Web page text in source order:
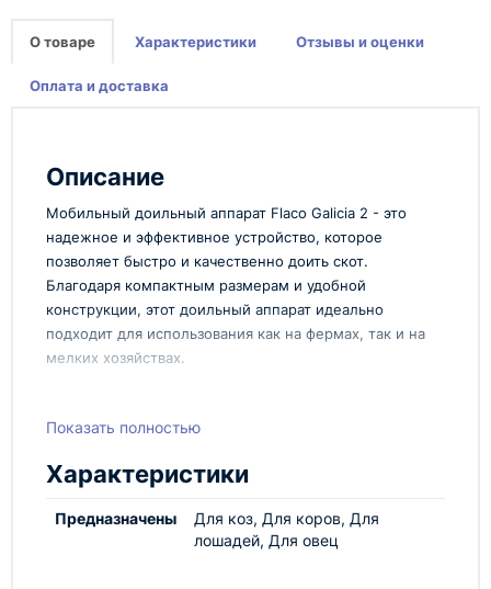
О товаре Характеристики Отзывы и оценки
Оплата и доставка
Описание
Мобильный доильный аппарат Flaco Galicia 2 - это
надежное и эффективное устройство, которое
позволяет быстро и качественно доить скот.
Благодаря компактным размерам и удобной
конструкции, этот доильный аппарат идеально
подходит для использования как на фермах, так и на
мелких хозяйствах.
Galicia 2:
эффективность доения
Простота в использовании и обслуживании
Показать полностью
Характеристики
Предназначены
Для коз, Для коров, Для
лошадей, Для овец